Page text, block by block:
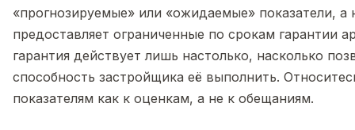
«прогнозируемые» или «ожидаемые» показатели, а
предоставляет ограниченные по срокам гарантии
гарантия действует лишь настолько, насколько
способность застройщика её выполнить.
показателям как к оценкам, а не к обещаниям.